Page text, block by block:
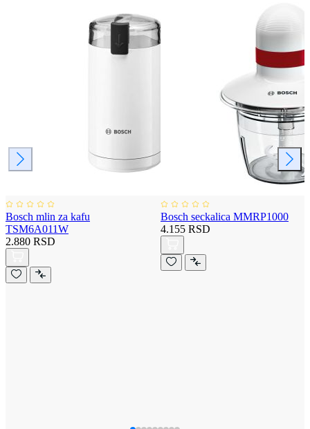
Bosch mlin za kafu
TSM6A011W
2.880 RSD
Bosch seckalica MMRP1000
4.155 RSD